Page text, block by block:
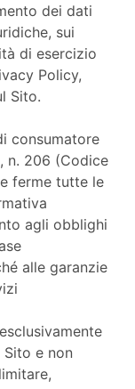
dei dati
sui
di esercizio
Policy,
Sito.
consumatore
n. 206 (Codice
ferme tutte le
agli obblighi
alle garanzie
e non